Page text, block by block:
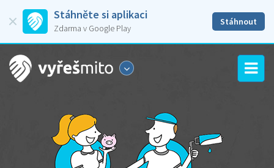
Stáhněte si aplikaci
Zdarma v Google Play
Stáhnout